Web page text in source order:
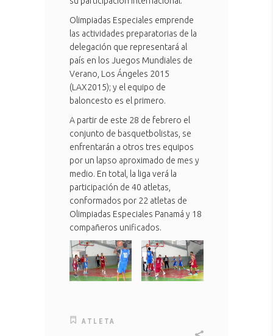
Olimpiadas Especiales emprende
las actividades preparatorias de la
delegación que representará al
país en los Juegos Mundiales de
Verano, Los Ángeles 2015
(LAX2015); y el equipo de
baloncesto es el primero.
A partir de este 28 de febrero el
conjunto de basquetbolistas, se
enfrentarán a otros tres equipos
por un lapso aproximado de mes y
medio. En total, la liga verá la
participación de 40 atletas,
conformados por 22 atletas de
Olimpiadas Especiales Panamá y 18
compañeros unificados.
ATLETA